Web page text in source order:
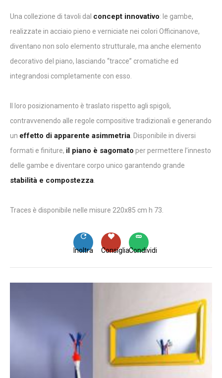
Una collezione di tavoli dal concept innovativo: le gambe,
realizzate in acciaio pieno e verniciate nei colori Officinanove,
diventano non solo elemento strutturale, ma anche elemento
decorativo del piano, lasciando “tracce” cromatiche ed
integrandosi completamente con esso.
Il loro posizionamento è traslato rispetto agli spigoli,
contravvenendo alle regole compositive tradizionali e generando
un effetto di apparente asimmetria. Disponibile in diversi
formati e finiture, il piano è sagomato per permettere l’innesto
delle gambe e diventare corpo unico garantendo grande
stabilità e compostezza.
Traces è disponibile nelle misure 220x85 cm h 73.
Condividi
Consiglia
Inoltra